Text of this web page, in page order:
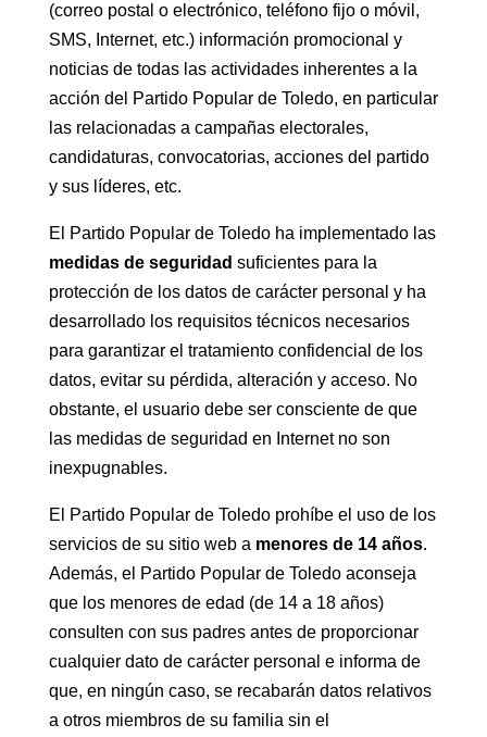
(correo postal o electrónico, teléfono fijo o móvil,
SMS, Internet, etc.) información promocional y
noticias de todas las actividades inherentes a la
acción del Partido Popular de Toledo, en particular
las relacionadas a campañas electorales,
candidaturas, convocatorias, acciones del partido
y sus líderes, etc.
El Partido Popular de Toledo ha implementado las
medidas de seguridad suficientes para la
protección de los datos de carácter personal y ha
desarrollado los requisitos técnicos necesarios
para garantizar el tratamiento confidencial de los
datos, evitar su pérdida, alteración y acceso. No
obstante, el usuario debe ser consciente de que
las medidas de seguridad en Internet no son
inexpugnables.
El Partido Popular de Toledo prohíbe el uso de los
servicios de su sitio web a menores de 14 años.
Además, el Partido Popular de Toledo aconseja
que los menores de edad (de 14 a 18 años)
consulten con sus padres antes de proporcionar
cualquier dato de carácter personal e informa de
que, en ningún caso, se recabarán datos relativos
a otros miembros de su familia sin el